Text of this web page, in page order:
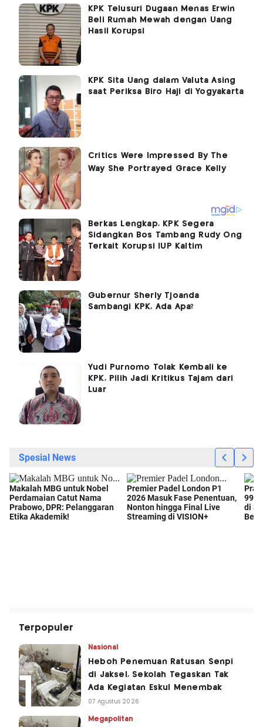
KPK Telusuri Dugaan Menas Erwin
Beli Rumah Mewah dengan Uang
Hasil Korupsi
KPK Sita Uang dalam Valuta Asing
saat Periksa Biro Haji di Yogyakarta
Berkas Lengkap, KPK Segera
Sidangkan Bos Tambang Rudy Ong
Terkait Korupsi IUP Kaltim
Gubernur Sherly Tjoanda
Sambangi KPK, Ada Apa?
Yudi Purnomo Tolak Kembali ke
KPK, Pilih Jadi Kritikus Tajam dari
Luar
Terpopuler
Nasional
Heboh Penemuan Ratusan Senpi
di Jaksel, Sekolah Tegaskan Tak
Ada Kegiatan Eskul Menembak
07 Agustus 2026
Megapolitan